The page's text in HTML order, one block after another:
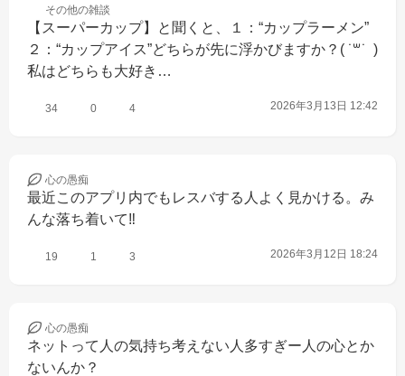
その他の雑談
【スーパーカップ】と聞くと、１：“カップラーメン”
２：“カップアイス”どちらが先に浮かびますか？( ˙꒳​˙  )
私はどちらも大好き…
34 0 4 2026年3月13日 12:42
心の愚痴
最近このアプリ内でもレスバする人よく見かける。み
んな落ち着いて‼️
19 1 3 2026年3月12日 18:24
心の愚痴
ネットって人の気持ち考えない人多すぎー人の心とか
ないんか？